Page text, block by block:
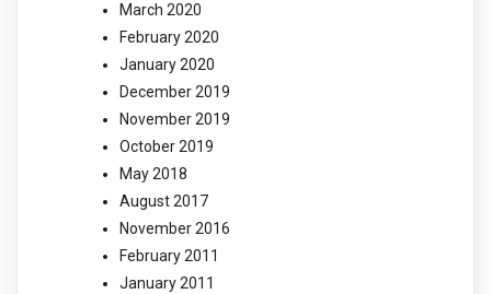
March 2020
February 2020
January 2020
December 2019
November 2019
October 2019
May 2018
August 2017
November 2016
February 2011
January 2011